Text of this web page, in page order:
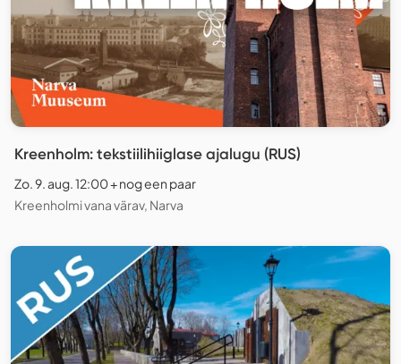
Kreenholm: tekstiilihiiglase ajalugu (RUS)
Zo. 9. aug. 12:00 + nog een paar
Kreenholmi vana värav, Narva